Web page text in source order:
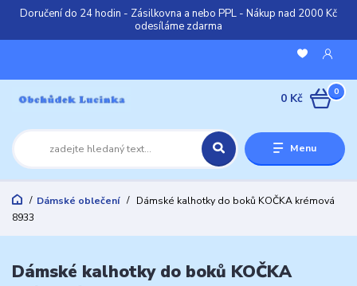
Doručení do 24 hodin - Zásilkovna a nebo PPL - Nákup nad 2000 Kč
odesíláme zdarma
Menu
0
0 Kč
Dámské oblečení
Dámské kalhotky do boků KOČKA krémová
8933
Dámské kalhotky do boků KOČKA